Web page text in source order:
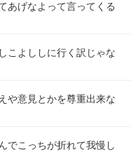
あげなよって言ってくる
こよししに行く訳じゃな
や意見とかを尊重出来な
でこっちが折れて我慢し